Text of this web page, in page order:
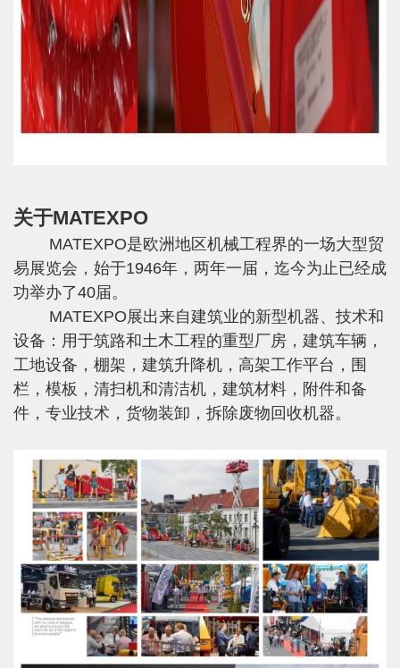
关于MATEXPO
MATEXPO是欧洲地区机械工程界的一场大型贸
易展览会，始于1946年，两年一届，迄今为止已经成
功举办了40届。
MATEXPO展出来自建筑业的新型机器、技术和
设备：用于筑路和土木工程的重型厂房，建筑车辆，
工地设备，棚架，建筑升降机，高架工作平台，围
栏，模板，清扫机和清洁机，建筑材料，附件和备
件，专业技术，货物装卸，拆除废物回收机器。